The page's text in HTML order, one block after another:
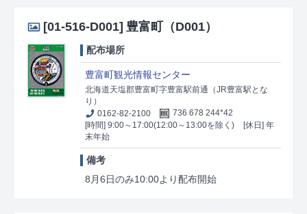
[01-516-D001] 豊富町（D001）
配布場所
豊富町観光情報センター
北海道天塩郡豊富町字豊富駅前通（JR豊富駅とな
り）
0162-82-2100
736 678 244*42
[時間] 9:00～17:00(12:00～13:00を除く)
[休日] 年
末年始
備考
8月6日のみ10:00より配布開始